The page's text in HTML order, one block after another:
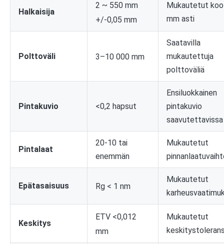
Halkaisija
2 ~ 550 mm
+/-0,05 mm
Mukautetut
mm asti
Polttoväli 3–10 000 mm
Saatavilla
mukautettuja
polttoväliä
Pintakuvio <0,2 hapsut
Ensiluokkainen
pintakuvio
saavutettavissa
Pintalaat
20-10 tai
enemmän
Mukautetut
Epätasaisuus Rg < 1 nm
Mukautetut
Keskitys
ETV <0,012
mm
Mukautetut